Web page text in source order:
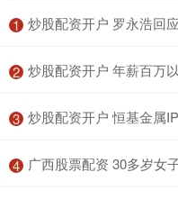
1 炒股配资开户 罗永浩回应于东来力挺西贝
2 炒股配资开户 年薪百万以上
3 炒股配资开户 恒基金属
4 广西股票配资 30多岁女子神色